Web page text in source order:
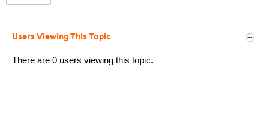
Users Viewing This Topic
There are 0 users viewing this topic.